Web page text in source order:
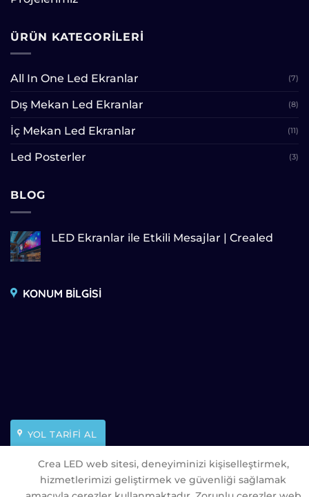
ÜRÜN KATEGORILERI
All In One Led Ekranlar (7)
Dış Mekan Led Ekranlar (8)
İç Mekan Led Ekranlar (11)
Led Posterler (3)
BLOG
LED Ekranlar ile Etkili Mesajlar | Crealed
KONUM BİLGİSİ
YOL TARİFİ AL
Crea LED web sitesi, deneyiminizi kişiselleştirmek,
hizmetlerimizi geliştirmek ve güvenliği sağlamak